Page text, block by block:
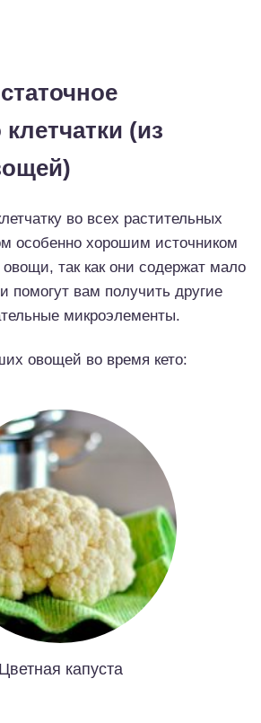
(из
во всех растительных
особенно хорошим источником
так как они содержат мало
помогут вам получить другие
микроэлементы.
овощей во время кето:
Цветная капуста